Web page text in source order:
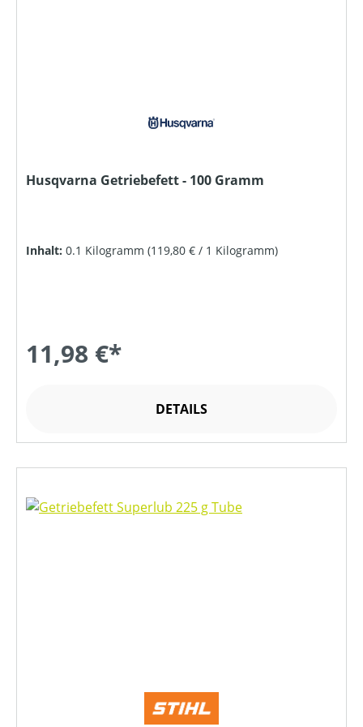
Husqvarna Getriebefett - 100 Gramm
Inhalt: 0.1 Kilogramm (119,80 € / 1 Kilogramm)
11,98 €*
DETAILS